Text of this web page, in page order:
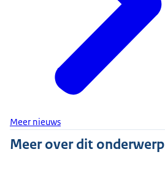
Meer nieuws
Meer over dit onderwerp